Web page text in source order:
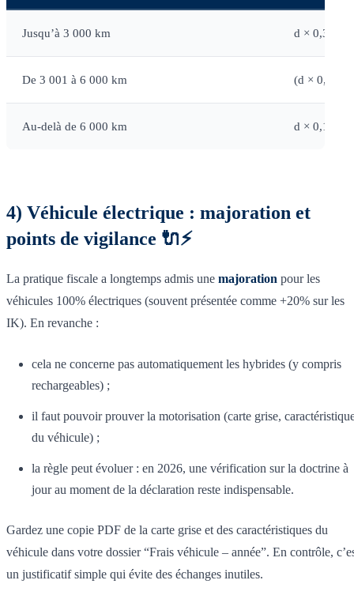
Jusqu’à 3 000 km d × 0,315
De 3 001 à 6 000 km (d × 0,079)
Au-delà de 6 000 km d × 0,198
4) Véhicule électrique : majoration et
points de vigilance 🔌⚡
La pratique fiscale a longtemps admis une majoration pour les
véhicules 100% électriques (souvent présentée comme +20% sur les
IK). En revanche :
cela ne concerne pas automatiquement les hybrides (y compris
rechargeables) ;
il faut pouvoir prouver la motorisation (carte grise,
du véhicule) ;
la règle peut évoluer : en 2026, une vérification sur la doctrine à
jour au moment de la déclaration reste indispensable.
Gardez une copie PDF de la carte grise et des caractéristiques du
véhicule dans votre dossier “Frais véhicule – année”. En contrôle,
un justificatif simple qui évite des échanges inutiles.